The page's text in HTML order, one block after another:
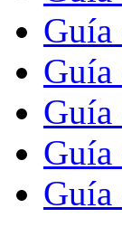
Guía
Guía
Guía
Guía